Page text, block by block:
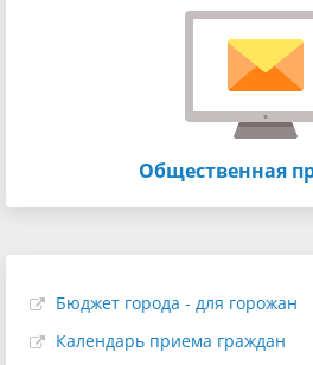
Общественная
Бюджет города - для горожан
Календарь приема граждан